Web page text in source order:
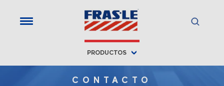
PRODUCTOS
CONTACTO